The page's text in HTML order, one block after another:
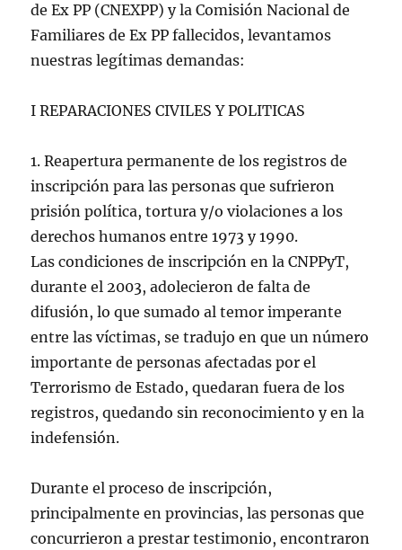
de Ex PP (CNEXPP) y la Comisión Nacional de
Familiares de Ex PP fallecidos, levantamos
nuestras legítimas demandas:
I REPARACIONES CIVILES Y POLITICAS
1. Reapertura permanente de los registros de
inscripción para las personas que sufrieron
prisión política, tortura y/o violaciones a los
derechos humanos entre 1973 y 1990.
Las condiciones de inscripción en la CNPPyT,
durante el 2003, adolecieron de falta de
difusión, lo que sumado al temor imperante
entre las víctimas, se tradujo en que un número
importante de personas afectadas por el
Terrorismo de Estado, quedaran fuera de los
registros, quedando sin reconocimiento y en la
indefensión.
Durante el proceso de inscripción,
principalmente en provincias, las personas que
concurrieron a prestar testimonio, encontraron